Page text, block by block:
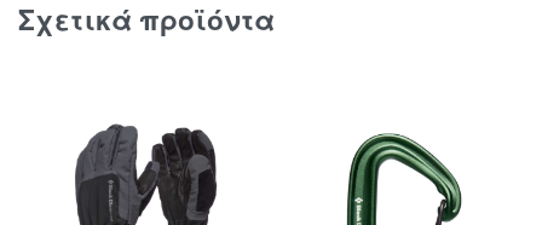
Σχετικά προϊόντα